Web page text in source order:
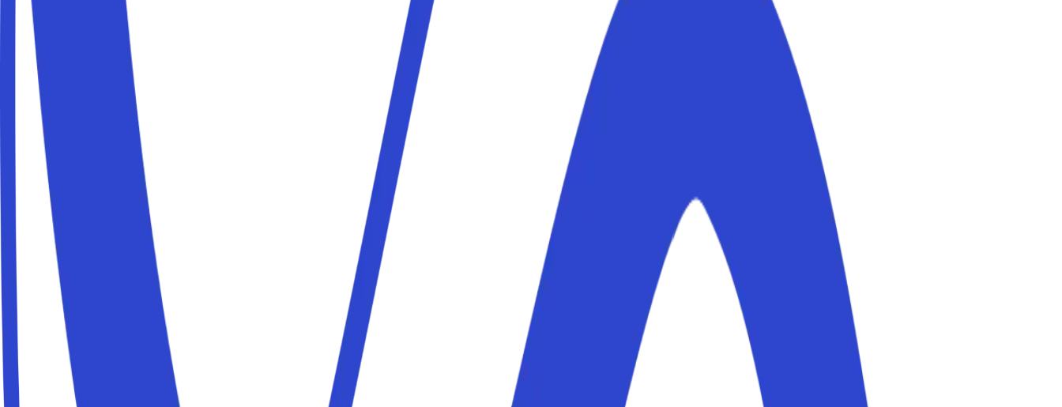
Parcheggi vicino al Duomo
Prenota un parcheggio vicino al Duomo e raggiungi la tua meta a piedi. I posti auto Parkito sono privati, verificati e prenotabili in pochi minuti.
Parcheggi vicino alla Fiera Milano Rho
Prenota un parcheggio vicino alla Fiera Milano Rho e raggiungi la tua meta a piedi. I posti auto Parkito sono privati, verificati e prenotabili in pochi minuti.
Parcheggi vicino a CityLife
Prenota un parcheggio vicino a CityLife e raggiungi la tua meta a piedi. I posti auto Parkito sono privati, verificati e prenotabili in pochi minuti.
Parcheggio Milano Centrale
Devi prendere un treno? Lascia l'auto in un parcheggio privato vicino alla stazione Centrale di Milano: più conveniente dei parcheggi ufficiali e prenotabile in anticipo.
Parcheggio Milano aeroporto Linate
In partenza dall'aeroporto Linate? Prenota un posto auto privato vicino allo scalo, con tariffe giornaliere convenienti per lasciare l'auto durante il viaggio.
Parcheggio Milano aeroporto Malpensa
In partenza dall'aeroporto Malpensa? Prenota un posto auto privato vicino allo scalo, con tariffe giornaliere convenienti per lasciare l'auto durante il viaggio.
Parcheggiare fuori dalla ZTL di Milano (Area C)